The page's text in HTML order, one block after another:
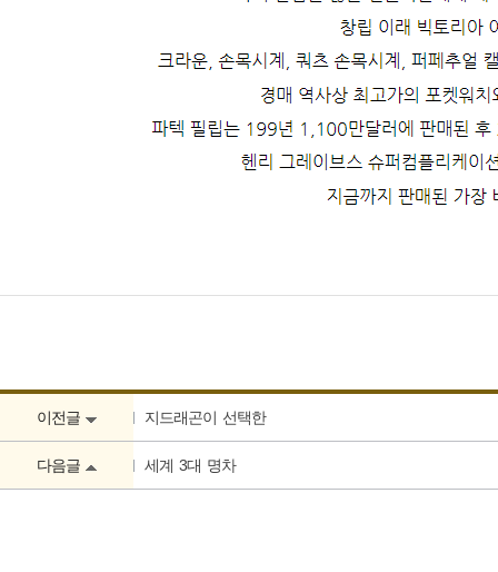
이전글 지드래곤이 선택한
다음글 세계 3대 명차